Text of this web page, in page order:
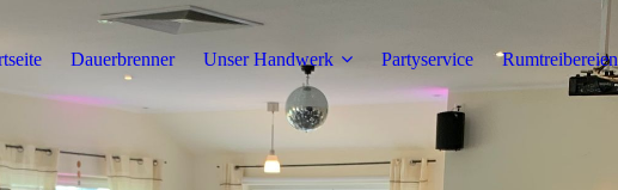
Dauerbrenner Unser Handwerk Partyservice Rumtreibereien